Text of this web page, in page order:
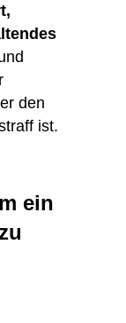
den
ist.
ein